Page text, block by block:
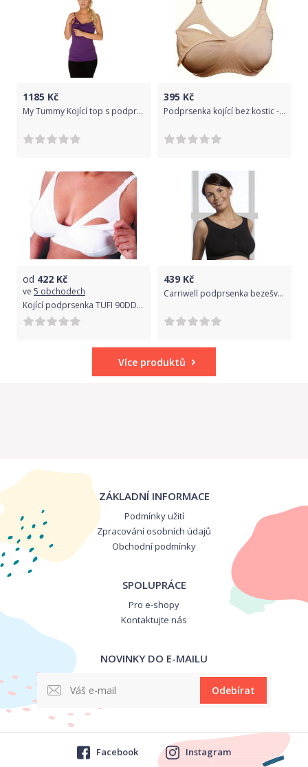
1185 Kč
My Tummy Kojící top s podprsenkou Barva: Fialová, Velikost: M
395 Kč
Podprsenka kojící bez kostic - MIZET béžová - 75D
od 422 Kč
ve 5 obchodech
Kojící podprsenka TUFI 90DD Obvod 90 cm
439 Kč
Carriwell podprsenka bezešvá černá M
Více produktů
ZÁKLADNÍ INFORMACE
Podmínky užití
Zpracování osobních údajů
Obchodní podmínky
SPOLUPRÁCE
Pro e-shopy
Kontaktujte nás
NOVINKY DO E-MAILU
Odebírat
Facebook Instagram